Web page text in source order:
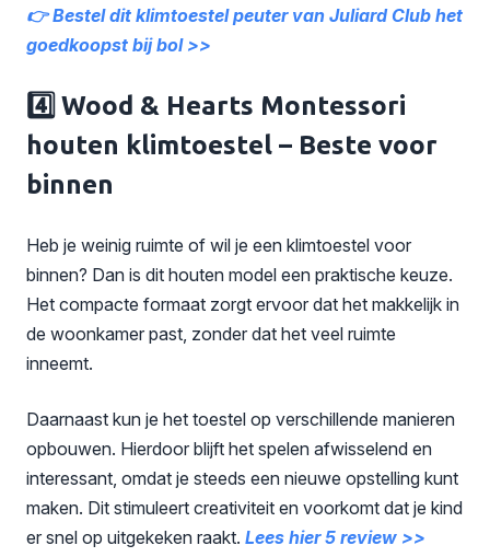
👉 Bestel dit klimtoestel peuter van Juliard Club het
goedkoopst bij bol >>
4️⃣ Wood & Hearts Montessori
houten klimtoestel – Beste voor
binnen
Heb je weinig ruimte of wil je een klimtoestel voor
binnen? Dan is dit houten model een praktische keuze.
Het compacte formaat zorgt ervoor dat het makkelijk in
de woonkamer past, zonder dat het veel ruimte
inneemt.
Daarnaast kun je het toestel op verschillende manieren
opbouwen. Hierdoor blijft het spelen afwisselend en
interessant, omdat je steeds een nieuwe opstelling kunt
maken. Dit stimuleert creativiteit en voorkomt dat je kind
er snel op uitgekeken raakt. Lees hier 5 review >>